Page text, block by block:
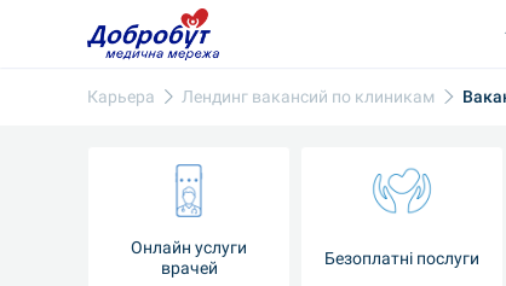
Карьера Лендинг вакансий по клиникам
Онлайн услуги
врачей
Безоплатні послуги